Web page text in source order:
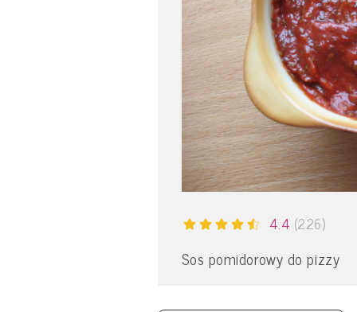
4.4 (226)
Sos pomidorowy do pizzy